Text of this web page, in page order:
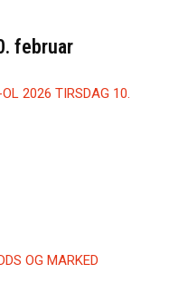
februar
2026 TIRSDAG 10.
OG MARKED